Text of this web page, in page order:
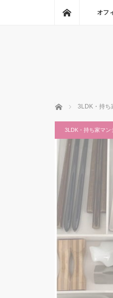
ホームオフ
ホーム 3LDK・持ち
3LDK・持ち家マン